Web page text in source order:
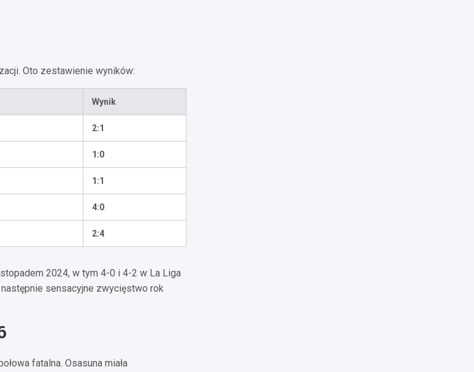
Oto zestawienie wyników:
Wynik
2:1
1:0
1:1
4:0
2:4
2024, w tym 4-0 i 4-2 w La Liga
sensacyjne zwycięstwo rok
fatalna. Osasuna miała